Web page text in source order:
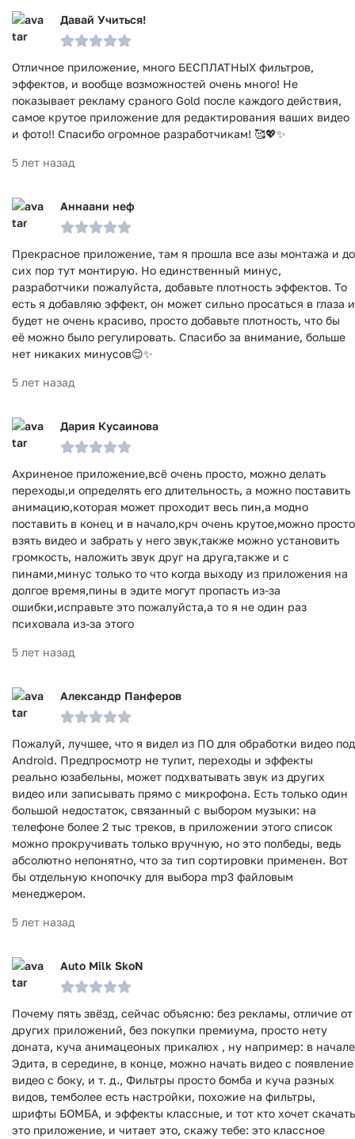
Давай Учиться!
Отличное приложение, много БЕСПЛАТНЫХ фильтров,
эффектов, и вообще возможностей очень много! Не
показывает рекламу сраного Gold после каждого действия,
самое крутое приложение для редактирования ваших видео
и фото!! Спасибо огромное разработчикам! 🥰💖✨
5 лет назад
Аннаани неф
Прекрасное приложение, там я прошла все азы монтажа и до
сих пор тут монтирую. Но единственный минус,
разработчики пожалуйста, добавьте плотность эффектов. То
есть я добавляю эффект, он может сильно просаться в глаза и
будет не очень красиво, просто добавьте плотность, что бы
её можно было регулировать. Спасибо за внимание, больше
нет никаких минусов😌✨
5 лет назад
Дария Кусаинова
Ахриненое приложение,всё очень просто, можно делать
переходы,и определять его длительность, а можно поставить
анимацию,которая может проходит весь пин,а модно
поставить в конец и в начало,крч очень крутое,можно просто
взять видео и забрать у него звук,также можно установить
громкость, наложить звук друг на друга,также и с
пинами,минус только то что когда выходу из приложения на
долгое время,пины в эдите могут пропасть из-за
ошибки,исправьте это пожалуйста,а то я не один раз
психовала из-за этого
5 лет назад
Александр Панферов
Пожалуй, лучшее, что я видел из ПО для обработки видео под
Android. Предпросмотр не тупит, переходы и эффекты
реально юзабельны, может подхватывать звук из других
видео или записывать прямо с микрофона. Есть только один
большой недостаток, связанный с выбором музыки: на
телефоне более 2 тыс треков, в приложении этого список
можно прокручивать только вручную, но это полбеды, ведь
абсолютно непонятно, что за тип сортировки применен. Вот
бы отдельную кнопочку для выбора mp3 файловым
менеджером.
5 лет назад
Auto Milk SkoN
Почему пять звёзд, сейчас объясню: без рекламы, отличие от
других приложений, без покупки премиума, просто нету
доната, куча анимацеоных прикалюх , ну например: в начале
Эдита, в середине, в конце, можно начать видео с появление
видео с боку, и т. д., Фильтры просто бомба и куча разных
видов, темболее есть настройки, похожие на фильтры,
шрифты БОМБА, и эффекты классные, и тот кто хочет скачать
это приложение, и читает это, скажу тебе: это классное